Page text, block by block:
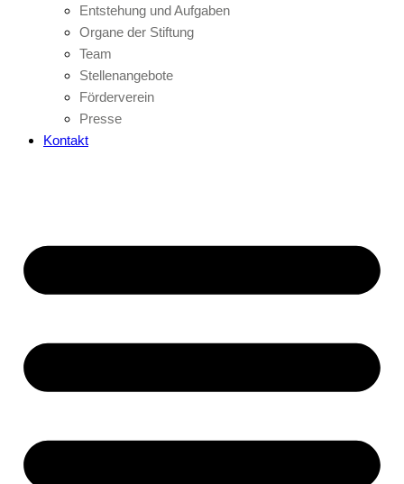
Entstehung und Aufgaben
Organe der Stiftung
Team
Stellenangebote
Förderverein
Presse
Kontakt